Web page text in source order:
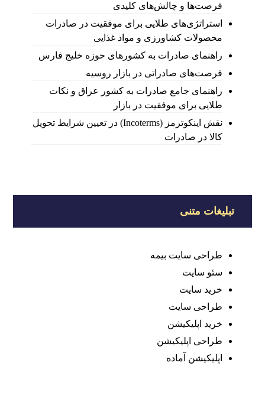
فرصت‌ها و چالش‌های کلیدی
استراتژی‌های طلایی برای موفقیت در صادرات
محصولات کشاورزی و مواد غذایی
راهنمای صادرات به کشورهای حوزه خلیج فارس
فرصت‌های صادراتی در بازار روسیه
راهنمای جامع صادرات به کشور عراق و نکات
طلایی برای موفقیت در بازار
نقش اینکوترمز (Incoterms) در تعیین شرایط تحویل
کالا در صادرات
تبلیغات متنی
طراحی سایت بیمه
سئو سایت
خرید سایت
طراحی سایت
خرید اپلیکیشن
طراحی اپلیکیشن
اپلیکیشن آماده